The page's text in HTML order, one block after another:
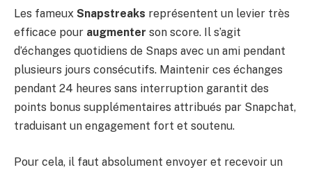
Les fameux Snapstreaks représentent un levier très
efficace pour augmenter son score. Il s’agit
d’échanges quotidiens de Snaps avec un ami pendant
plusieurs jours consécutifs. Maintenir ces échanges
pendant 24 heures sans interruption garantit des
points bonus supplémentaires attribués par Snapchat,
traduisant un engagement fort et soutenu.
Pour cela, il faut absolument envoyer et recevoir un